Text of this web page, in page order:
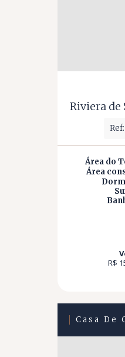
Riviera de
Área do
Área
R$
Casa De